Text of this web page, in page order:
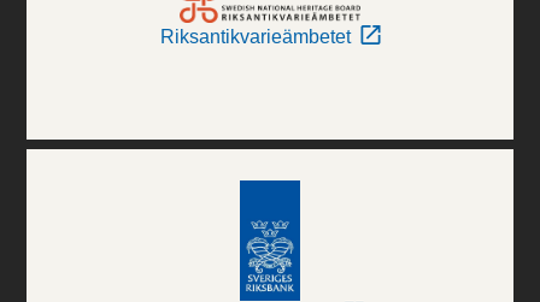
Riksantikvarieämbetet